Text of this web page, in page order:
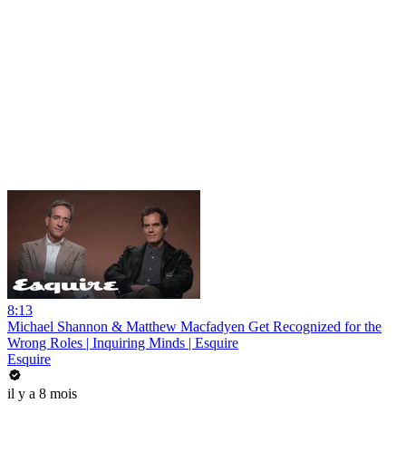
8:13
Michael Shannon & Matthew Macfadyen Get Recognized for the
Wrong Roles | Inquiring Minds | Esquire
Esquire
il y a 8 mois